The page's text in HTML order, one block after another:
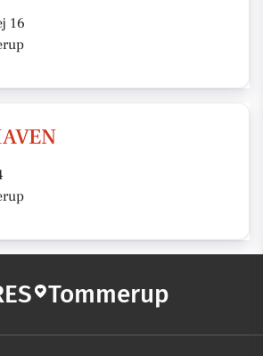
16
Tommerup